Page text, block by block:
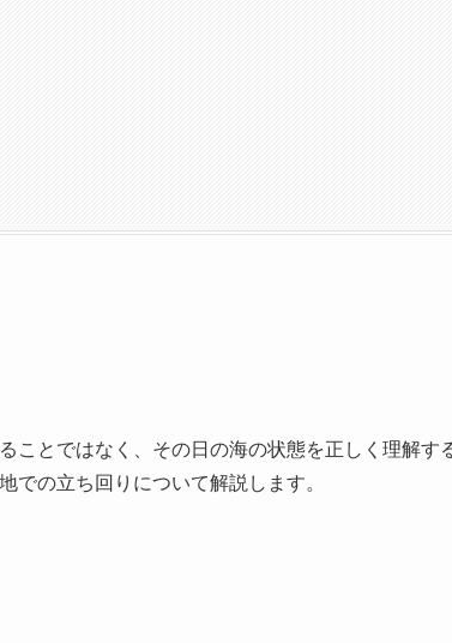
ことではなく、その日の海の状態を正しく理解す
での立ち回りについて解説します。